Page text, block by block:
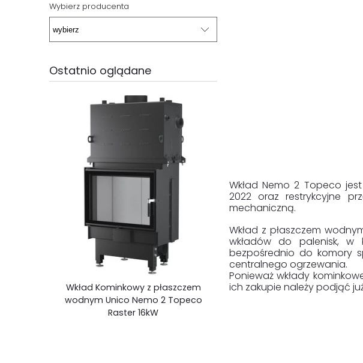
Wybierz producenta
Ostatnio oglądane
Wkład Kominkowy z płaszczem
wodnym Unico Nemo 2 Topeco
Raster 16kW
Wkład Nemo 2 Topeco
2022 oraz restrykcyjne
mechaniczną.
Wkład z płaszczem
wkładów do palenisk,
bezpośrednio do komory
centralnego ogrzewania.
Ponieważ wkłady
ich zakupie należy podjąć